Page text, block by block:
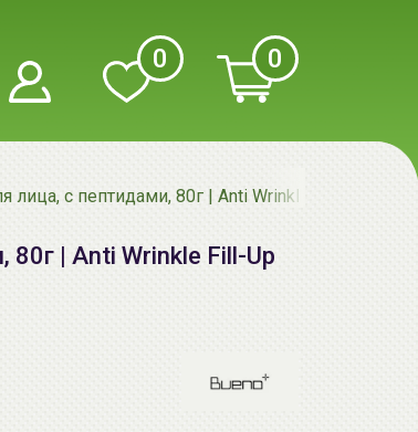
0 0
лица, с пептидами, 80г | Anti Wrinkle Fill-Up
| Anti Wrinkle Fill-Up